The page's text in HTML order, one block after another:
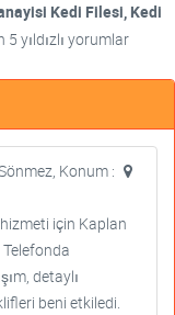
Kedi Filesi, Kedi
yıldızlı yorumlar
Konum :
için Kaplan
detaylı
beni etkiledi.